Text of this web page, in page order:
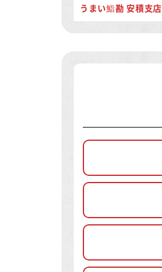
うまい鮨勘 安積支店